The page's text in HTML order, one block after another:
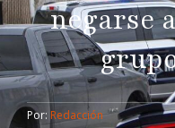
negarse
Por: Redacción